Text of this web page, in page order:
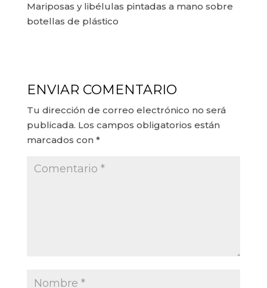
Mariposas y libélulas pintadas a mano sobre
botellas de plástico
ENVIAR COMENTARIO
Tu dirección de correo electrónico no será
publicada. Los campos obligatorios están
marcados con *